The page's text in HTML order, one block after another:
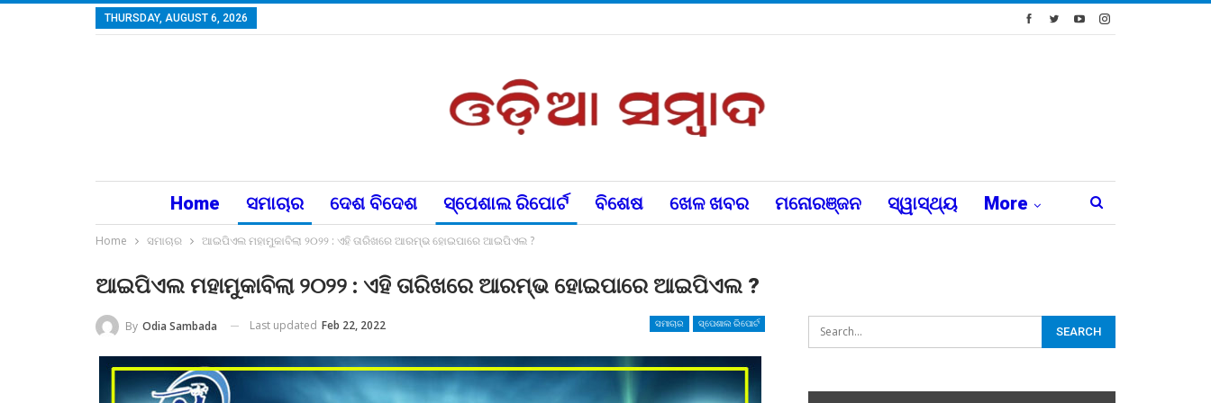
THURSDAY, AUGUST 6, 2026
Home ସମାଚାର ଦେଶ ବିଦେଶ ସ୍ପେଶାଲ ରିପୋର୍ଟ ବିଶେଷ ଖେଳ ଖବର ମନୋରଞ୍ଜନ ସ୍ୱାସ୍ଥ୍ୟ More
Home ସମାଚାର ଆଇପିଏଲ ମହାମୁକାବିଲା ୨୦୨୨ : ଏହି ତାରିଖରେ ଆରମ୍ଭ ହୋଇପାରେ ଆଇପିଏଲ ?
ଆଇପିଏଲ ମହାମୁକାବିଲା ୨୦୨୨ : ଏହି ତାରିଖରେ ଆରମ୍ଭ ହୋଇପାରେ ଆଇପିଏଲ ?
ସମାଚାର ସ୍ପେଶାଲ ରିପୋର୍ଟ
By Odia Sambada Last updated Feb 22, 2022